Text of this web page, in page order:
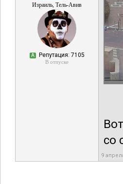
Израиль, Тель-Авив
А Репутация: 7105
В отпуске
со
9